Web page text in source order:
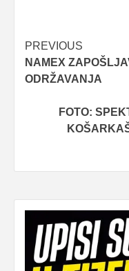
Post
navigation
PREVIOUS
NAMEX
ODRŽAVANJA
FOTO: